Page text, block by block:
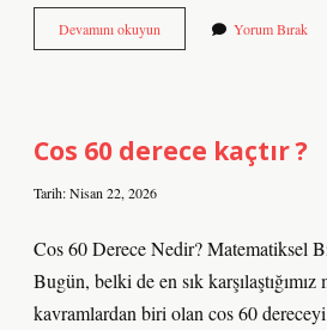
Devamını okuyun Mübadele
ne
Yorum Bırak
Cos 60 derece kaçtır ?
Tarih: Nisan 22, 2026
Cos 60 Derece Nedir? Matematiksel
Bugün, belki de en sık karşılaştığımız
kavramlardan biri olan cos 60